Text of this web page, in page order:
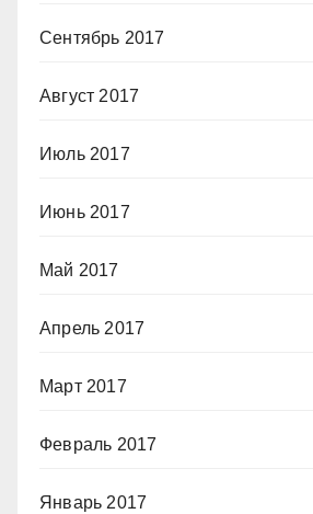
Сентябрь 2017
Август 2017
Июль 2017
Июнь 2017
Май 2017
Апрель 2017
Март 2017
Февраль 2017
Январь 2017